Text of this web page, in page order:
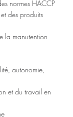
normes HACCP
des produits
la manutention
autonomie,
et du travail en